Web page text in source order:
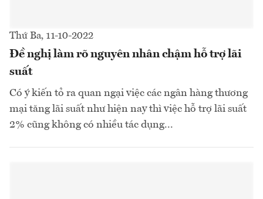
Thứ Ba, 11-10-2022
Đề nghị làm rõ nguyên nhân chậm hỗ trợ lãi
suất
Có ý kiến tỏ ra quan ngại việc các ngân hàng thương
mại tăng lãi suất như hiện nay thì việc hỗ trợ lãi suất
2% cũng không có nhiều tác dụng...